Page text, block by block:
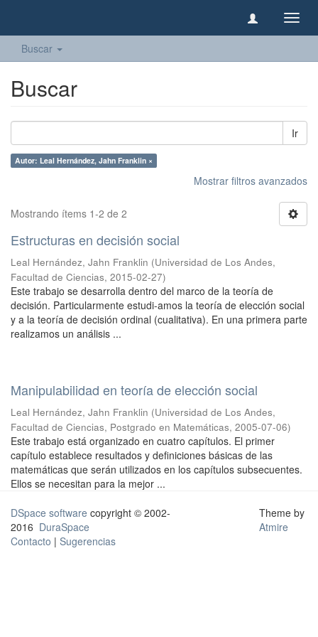
Buscar
Buscar
Ir
Autor: Leal Hernández, Jahn Franklin ×
Mostrar filtros avanzados
Mostrando ítems 1-2 de 2
Estructuras en decisión social
Leal Hernández, Jahn Franklin (Universidad de Los Andes,
Facultad de Ciencias, 2015-02-27)
Este trabajo se desarrolla dentro del marco de la teoría de
decisión. Particularmente estudi-amos la teoría de elección social
y a la teoría de decisión ordinal (cualitativa). En una primera parte
realizamos un análisis ...
Manipulabilidad en teoría de elección social
Leal Hernández, Jahn Franklin (Universidad de Los Andes,
Facultad de Ciencias, Postgrado en Matemáticas, 2005-07-06)
Este trabajo está organizado en cuatro capítulos. El primer
capítulo establece resultados y definiciones básicas de las
matemáticas que serán utilizados en los capítulos subsecuentes.
Ellos se necesitan para la mejor ...
DSpace software copyright © 2002-
2016 DuraSpace
Contacto | Sugerencias
Theme by
Atmire